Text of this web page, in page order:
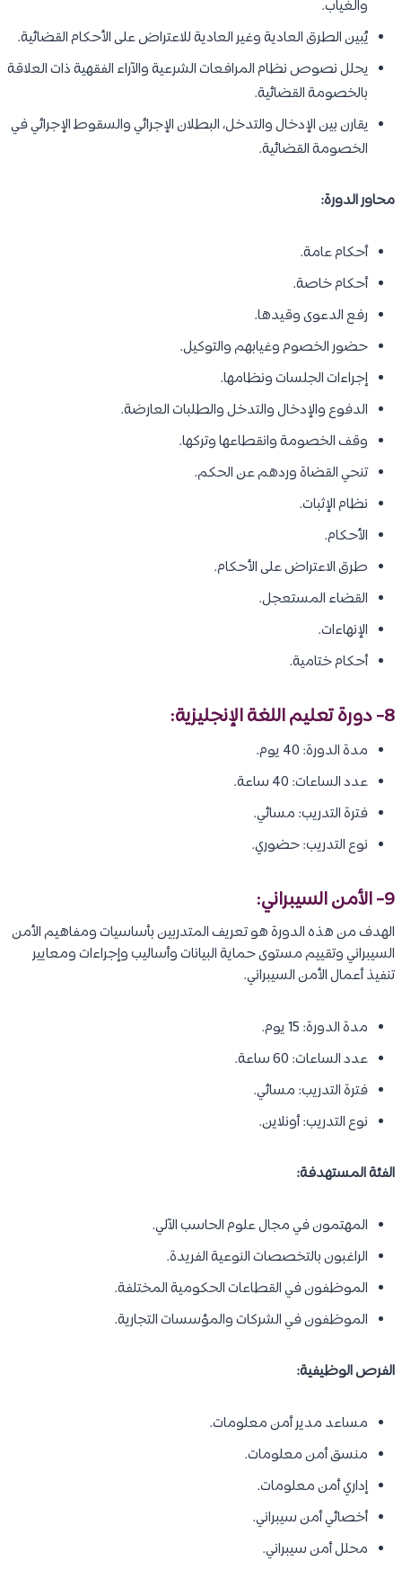
والغياب.
يُبين الطرق العادية وغير العادية للاعتراض على الأحكام القضائية.
يحلل نصوص نظام المرافعات الشرعية والآراء الفقهية ذات العلاقة
بالخصومة القضائية.
يقارن بين الإدخال والتدخل، البطلان الإجرائي والسقوط الإجرائي في
الخصومة القضائية.
محاور الدورة:
أحكام عامة.
أحكام خاصة.
رفع الدعوى وقيدها.
حضور الخصوم وغيابهم والتوكيل.
إجراءات الجلسات ونظامها.
الدفوع والإدخال والتدخل والطلبات العارضة.
وقف الخصومة وانقطاعها وتركها.
تنحي القضاة وردهم عن الحكم.
نظام الإثبات.
الأحكام.
طرق الاعتراض على الأحكام.
القضاء المستعجل.
الإنهاءات.
أحكام ختامية.
8- دورة تعليم اللغة الإنجليزية:
مدة الدورة: 40 يوم.
عدد الساعات: 40 ساعة.
فترة التدريب: مسائي.
نوع التدريب: حضوري.
9- الأمن السيبراني:
الهدف من هذه الدورة هو تعريف المتدربين بأساسيات ومفاهيم الأمن
السيبراني وتقييم مستوى حماية البيانات وأساليب وإجراءات ومعايير
تنفيذ أعمال الأمن السيبراني.
مدة الدورة: 15 يوم.
عدد الساعات: 60 ساعة.
فترة التدريب: مسائي.
نوع التدريب: أونلاين.
الفئة المستهدفة:
المهتمون في مجال علوم الحاسب الآلي.
الراغبون بالتخصصات النوعية الفريدة.
الموظفون في القطاعات الحكومية المختلفة.
الموظفون في الشركات والمؤسسات التجارية.
الفرص الوظيفية:
مساعد مدير أمن معلومات.
منسق أمن معلومات.
إداري أمن معلومات.
أخصائي أمن سيبراني.
محلل أمن سيبراني.